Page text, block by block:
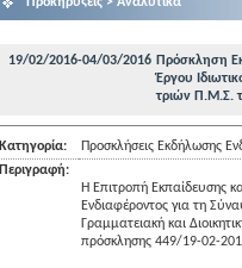
19/02/2016-04/03/2016 Πρόσκληση
Έργου
τριών Π.Μ.Σ.
Κατηγορία:
Προσκλήσεις Εκδήλωσης
Περιγραφή:
Η Επιτροπή Εκπαίδευσης
Ενδιαφέροντος για τη
Γραμματειακή και
πρόσκλησης 449/19-02-